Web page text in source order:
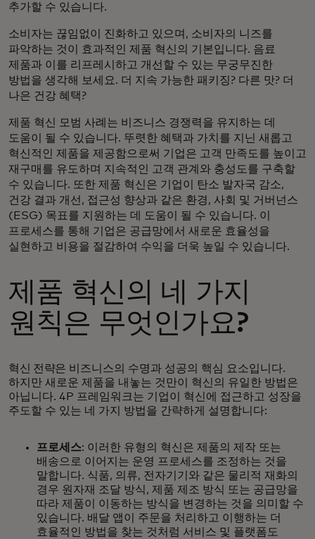
추가할 수 있습니다.
소비자는 끊임없이 진화하고 있으며, 소비자의 니즈를
파악하는 것이 효과적인 제품 혁신의 기본입니다. 음료
제품과 이를 리프레시하고 개선할 수 있는 무궁무진한
방법을 생각해 보세요. 더 지속 가능한 패키징? 다른 맛? 더
나은 건강 혜택?
제품 혁신 모범 사례는 비즈니스 경쟁력을 유지하는 데
도움이 될 수 있습니다. 뚜렷한 혜택과 가치를 지닌 새롭고
혁신적인 제품을 제공함으로써 기업은 고객 만족도를 높이고
재구매를 유도하며 지속적인 고객 관계와 충성도를 구축할
수 있습니다. 또한 제품 혁신은 기업이 탄소 발자국 감소,
건강 결과 개선, 접근성 향상과 같은 환경, 사회 및 거버넌스
(ESG) 목표를 지원하는 데 도움이 될 수 있습니다. 이
프로세스를 통해 기업은 공급망에서 새로운 효율성을
실현하고 비용을 절감하여 수익을 더욱 높일 수 있습니다.
제품 혁신의 네 가지
원칙은 무엇인가요?
혁신 전략은 비즈니스의 수명과 성공의 핵심 요소입니다.
하지만 새로운 제품을 내놓는 것만이 혁신의 유일한 방법은
아닙니다. 4P 프레임워크는 기업이 혁신에 접근하고 성장을
주도할 수 있는 네 가지 방법을 간략하게 설명합니다:
프로세스: 이러한 유형의 혁신은 제품의 제작 또는
배송으로 이어지는 운영 프로세스를 조정하는 것을
말합니다. 식품, 의류, 전자기기와 같은 물리적 재화의
경우 원자재 조달 방식, 제품 제조 방식 또는 공급망을
따라 제품이 이동하는 방식을 변경하는 것을 의미할 수
있습니다. 배달 앱이 주문을 처리하고 이행하는 더
효율적인 방법을 찾는 것처럼 서비스 및 플랫폼도